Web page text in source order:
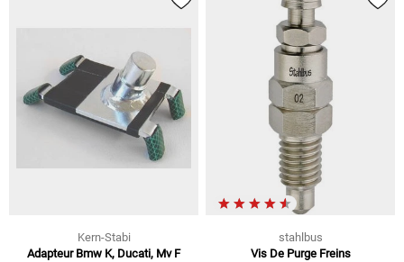
Kern-Stabi
Adapteur Bmw K, Ducati, Mv F
stahlbus
Vis De Purge Freins